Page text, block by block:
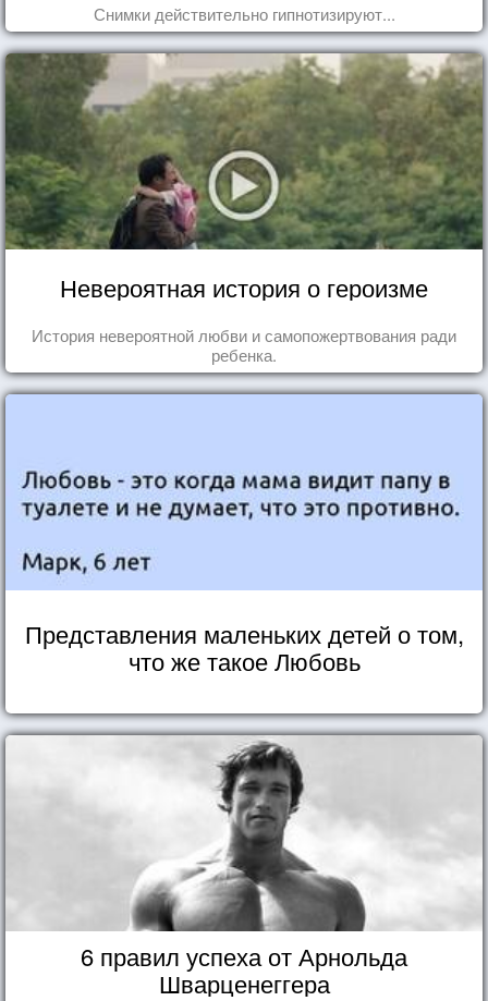
Снимки действительно гипнотизируют...
Невероятная история о героизме
История невероятной любви и самопожертвования ради
ребенка.
Представления маленьких детей о том,
что же такое Любовь
6 правил успеха от Арнольда
Шварценеггера